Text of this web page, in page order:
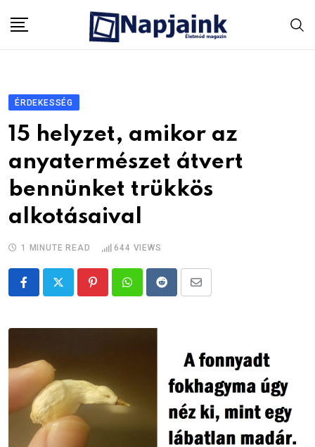
ÉRDEKESSÉG
15 helyzet, amikor az
anyatermészet átvert
bennünket trükkös
alkotásaival
1 MINUTE READ 644 VIEWS
PinterestWhatsappRedditShare